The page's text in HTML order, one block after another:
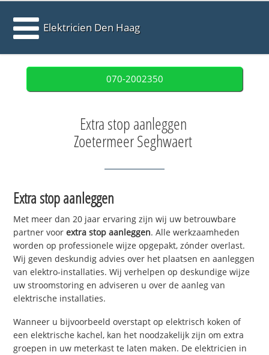
Elektricien Den Haag
070-2002350
Extra stop aanleggen
Zoetermeer Seghwaert
Extra stop aanleggen
Met meer dan 20 jaar ervaring zijn wij uw betrouwbare
partner voorextra stop aanleggen. Alle werkzaamheden
worden op professionele wijze opgepakt, zónder overlast.
Wij geven deskundig advies over het plaatsen en aanleggen
van elektro-installaties. Wij verhelpen op deskundige wijze
uw stroomstoring en adviseren u over de aanleg van
elektrische installaties.
Wanneer u bijvoorbeeld overstapt op elektrisch koken of
een elektrische kachel, kan het noodzakelijk zijn om extra
groepen in uw meterkast te laten maken. De elektricien in